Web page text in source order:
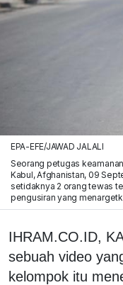
EPA-EFE/JAWAD JALALI
Seorang petugas
Kabul, Afghanistan, 09
setidaknya 2 orang tewas
pengusiran yang
IHRAM.CO.ID,
sebuah video
kelompok itu